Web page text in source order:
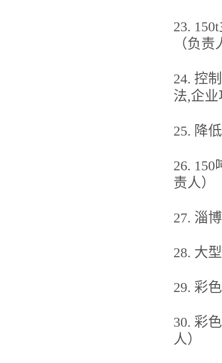
23.
（负责
24. 控
法,企
25. 降
26.
责人）
27. 淄
28. 大
29. 彩
30. 彩
人）